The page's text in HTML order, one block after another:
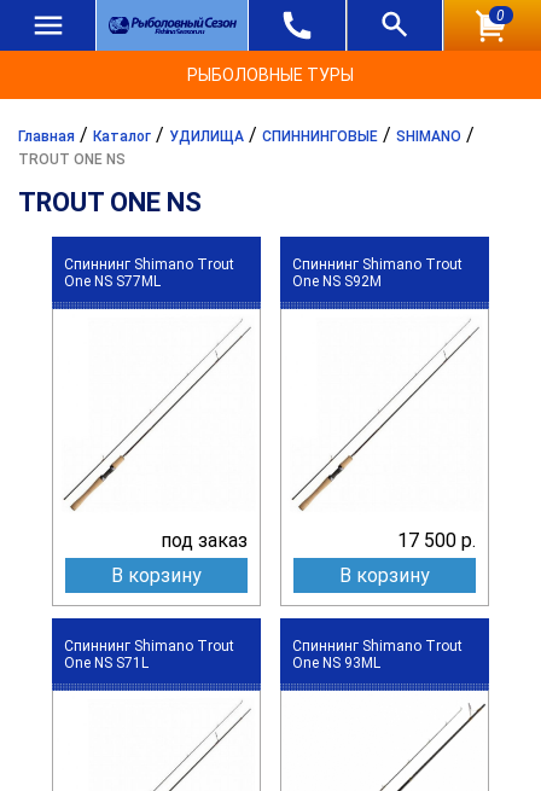
0
РЫБОЛОВНЫЕ ТУРЫ
Главная / Каталог / УДИЛИЩА / СПИННИНГОВЫЕ / SHIMANO /
TROUT ONE NS
TROUT ONE NS
Спиннинг Shimano Trout
One NS S77ML
под заказ
В корзину
Спиннинг Shimano Trout
One NS S92M
17 500 р.
В корзину
Спиннинг Shimano Trout
One NS S71L
Спиннинг Shimano Trout
One NS 93ML